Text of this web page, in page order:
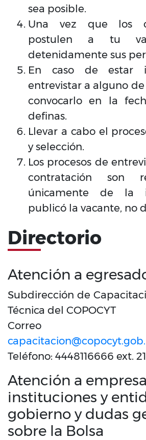
sea posible.
Una vez que los
postulen a tu
detenidamente sus
En caso de estar
entrevistar a alguno
convocarlo en la
definas.
Llevar a cabo el
y selección.
Los procesos de
contratación son
únicamente de la
publicó la vacante, no
Directorio
Atención a
Subdirección de
Técnica del COPOCYT
Correo
Teléfono: 4448116666 ext.
Atención a
instituciones y
gobierno y dudas
sobre la Bolsa